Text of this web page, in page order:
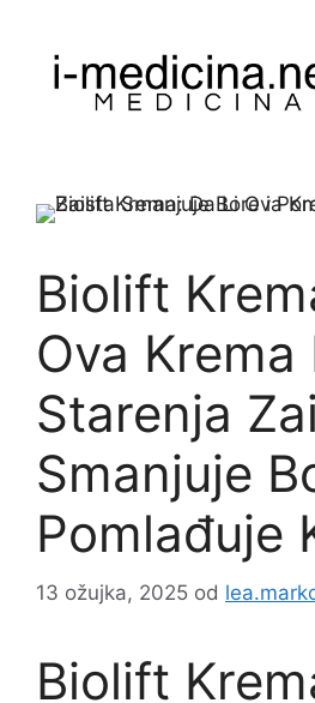
sadržaj
Biolift
Ova Krema
Starenja
Smanjuje
Pomlađuje
13 ožujka, 2025 od
Biolift